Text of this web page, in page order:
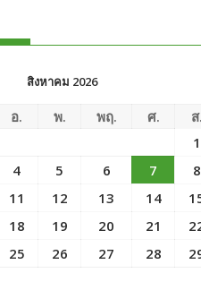
สิงหาคม 2026
อ. พ. พฤ. ศ.
ส.
1
4 5 6 7
8
11 12 13 14
18 19 20 21
25 26 27 28